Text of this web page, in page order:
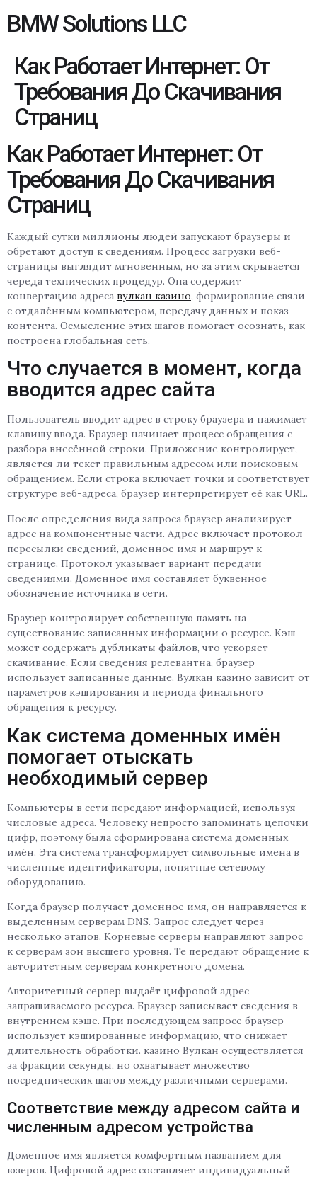
BMW Solutions LLC
Как Работает Интернет: От
Требования До Скачивания
Страниц
Как Работает Интернет: От
Требования До Скачивания
Страниц
Каждый сутки миллионы людей запускают браузеры и
обретают доступ к сведениям. Процесс загрузки веб-
страницы выглядит мгновенным, но за этим скрывается
череда технических процедур. Она содержит
конвертацию адреса вулкан казино, формирование связи
с отдалённым компьютером, передачу данных и показ
контента. Осмысление этих шагов помогает осознать, как
построена глобальная сеть.
Что случается в момент, когда
вводится адрес сайта
Пользователь вводит адрес в строку браузера и нажимает
клавишу ввода. Браузер начинает процесс обращения с
разбора внесённой строки. Приложение контролирует,
является ли текст правильным адресом или поисковым
обращением. Если строка включает точки и соответствует
структуре веб-адреса, браузер интерпретирует её как URL.
После определения вида запроса браузер анализирует
адрес на компонентные части. Адрес включает протокол
пересылки сведений, доменное имя и маршрут к
странице. Протокол указывает вариант передачи
сведениями. Доменное имя составляет буквенное
обозначение источника в сети.
Браузер контролирует собственную память на
существование записанных информации о ресурсе. Кэш
может содержать дубликаты файлов, что ускоряет
скачивание. Если сведения релевантна, браузер
использует записанные данные. Вулкан казино зависит от
параметров кэширования и периода финального
обращения к ресурсу.
Как система доменных имён
помогает отыскать
необходимый сервер
Компьютеры в сети передают информацией, используя
числовые адреса. Человеку непросто запоминать цепочки
цифр, поэтому была сформирована система доменных
имён. Эта система трансформирует символьные имена в
численные идентификаторы, понятные сетевому
оборудованию.
Когда браузер получает доменное имя, он направляется к
выделенным серверам DNS. Запрос следует через
несколько этапов. Корневые серверы направляют запрос
к серверам зон высшего уровня. Те передают обращение к
авторитетным серверам конкретного домена.
Авторитетный сервер выдаёт цифровой адрес
запрашиваемого ресурса. Браузер записывает сведения в
внутреннем кэше. При последующем запросе браузер
использует кэшированные информацию, что снижает
длительность обработки. казино Вулкан осуществляется
за фракции секунды, но охватывает множество
посреднических шагов между различными серверами.
Соответствие между адресом сайта и
численным адресом устройства
Доменное имя является комфортным названием для
юзеров. Цифровой адрес составляет индивидуальный